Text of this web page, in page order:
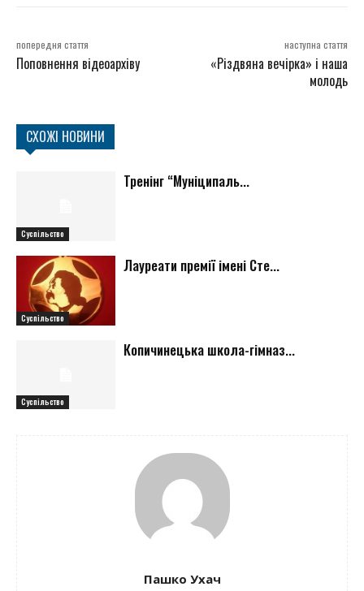
попередня стаття
Поповнення відеоархіву
наступна стаття
«Різдвяна вечірка» і наша
молодь
СХОЖІ НОВИНИ
Суспільство
Тренінг “Муніципаль...
Суспільство
Лауреати премії імені Сте...
Суспільство
Копичинецька школа-гімназ...
Пашко Ухач